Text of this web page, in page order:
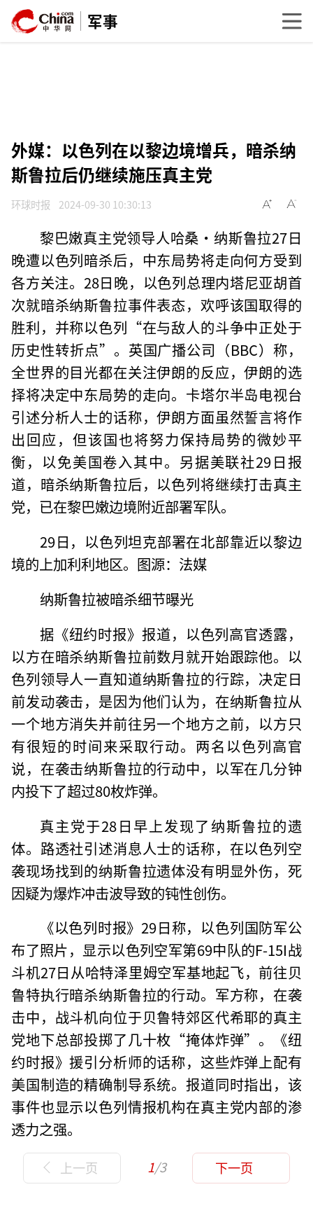
军事
外媒：以色列在以黎边境增兵，暗杀纳
斯鲁拉后仍继续施压真主党
环球时报 2024-09-30 10:30:13
黎巴嫩真主党领导人哈桑·纳斯鲁拉27日
晚遭以色列暗杀后，中东局势将走向何方受到
各方关注。28日晚，以色列总理内塔尼亚胡首
次就暗杀纳斯鲁拉事件表态，欢呼该国取得的
胜利，并称以色列“在与敌人的斗争中正处于
历史性转折点”。英国广播公司（BBC）称，
全世界的目光都在关注伊朗的反应，伊朗的选
择将决定中东局势的走向。卡塔尔半岛电视台
引述分析人士的话称，伊朗方面虽然誓言将作
出回应，但该国也将努力保持局势的微妙平
衡，以免美国卷入其中。另据美联社29日报
道，暗杀纳斯鲁拉后，以色列将继续打击真主
党，已在黎巴嫩边境附近部署军队。
29日，以色列坦克部署在北部靠近以黎边
境的上加利利地区。图源：法媒
纳斯鲁拉被暗杀细节曝光
据《纽约时报》报道，以色列高官透露，
以方在暗杀纳斯鲁拉前数月就开始跟踪他。以
色列领导人一直知道纳斯鲁拉的行踪，决定日
前发动袭击，是因为他们认为，在纳斯鲁拉从
一个地方消失并前往另一个地方之前，以方只
有很短的时间来采取行动。两名以色列高官
说，在袭击纳斯鲁拉的行动中，以军在几分钟
内投下了超过80枚炸弹。
真主党于28日早上发现了纳斯鲁拉的遗
体。路透社引述消息人士的话称，在以色列空
袭现场找到的纳斯鲁拉遗体没有明显外伤，死
因疑为爆炸冲击波导致的钝性创伤。
《以色列时报》29日称，以色列国防军公
布了照片，显示以色列空军第69中队的F-15I战
斗机27日从哈特泽里姆空军基地起飞，前往贝
鲁特执行暗杀纳斯鲁拉的行动。军方称，在袭
击中，战斗机向位于贝鲁特郊区代希耶的真主
党地下总部投掷了几十枚“掩体炸弹”。《纽
约时报》援引分析师的话称，这些炸弹上配有
美国制造的精确制导系统。报道同时指出，该
事件也显示以色列情报机构在真主党内部的渗
透力之强。
上一页 1/3 下一页